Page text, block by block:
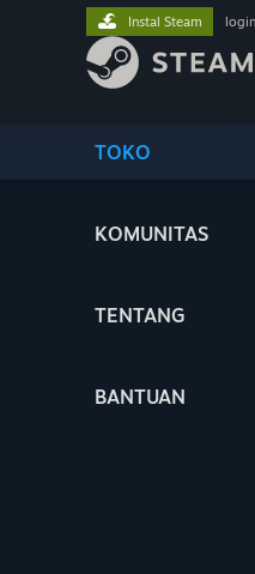
TOKO
KOMUNITAS
TENTANG
BANTUAN
Instal Steam login